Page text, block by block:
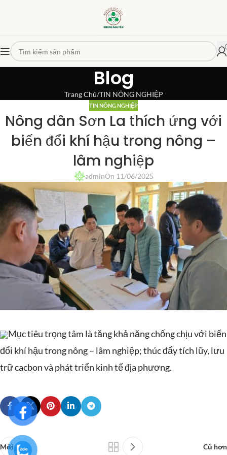
Blog
Trang Chủ TIN NÔNG NGHIỆP
TIN NÔNG NGHIỆP
Nông dân Sơn La thích ứng với
biến đổi khí hậu trong nông –
lâm nghiệp
adminOn 11/06/2025
Mục tiêu trọng tâm là tăng khả năng chống chịu với biến
đổi khí hậu trong nông – lâm nghiệp; thúc đẩy tích lũy, lưu
trữ cacbon và phát triển kinh tế địa phương.
Mới hơn Cũ hơn